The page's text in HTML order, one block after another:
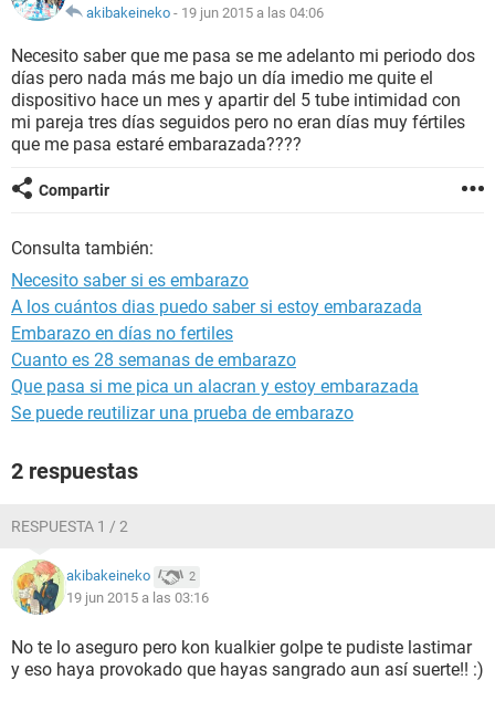
BIENESTAR
SEXUALIDAD
akibakeineko - 19 jun 2015 a las 04:06
Necesito saber que me pasa se me adelanto mi periodo dos
días pero nada más me bajo un día imedio me quite el
dispositivo hace un mes y apartir del 5 tube intimidad con
mi pareja tres días seguidos pero no eran días muy fértiles
que me pasa estaré embarazada????
Compartir
Consulta también:
Necesito saber si es embarazo
A los cuántos dias puedo saber si estoy embarazada
Embarazo en días no fertiles
Cuanto es 28 semanas de embarazo
Que pasa si me pica un alacran y estoy embarazada
Se puede reutilizar una prueba de embarazo
2 respuestas
RESPUESTA 1 / 2
akibakeineko 2
19 jun 2015 a las 03:16
No te lo aseguro pero kon kualkier golpe te pudiste lastimar
y eso haya provokado que hayas sangrado aun así suerte!! :)